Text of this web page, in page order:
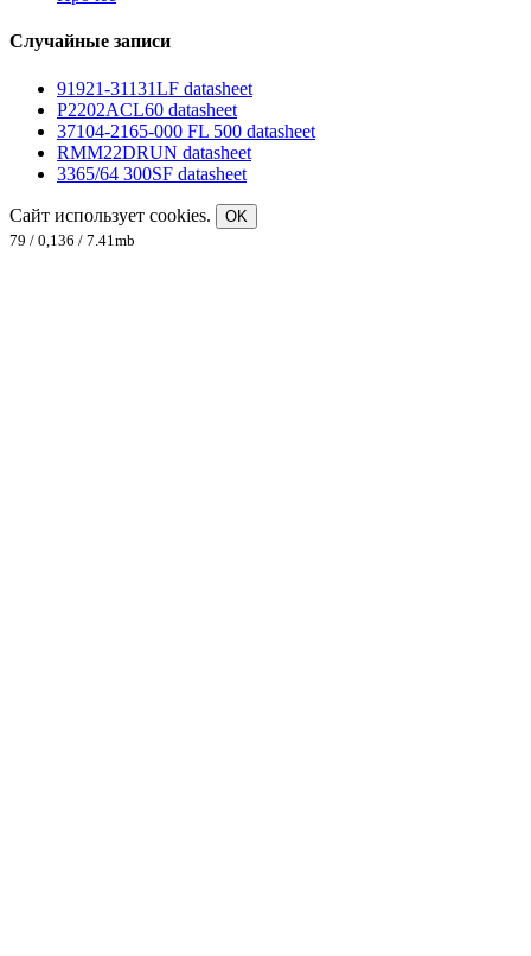
Случайные записи
91921-31131LF datasheet
P2202ACL60 datasheet
37104-2165-000 FL 500 datasheet
RMM22DRUN datasheet
3365/64 300SF datasheet
Сайт использует cookies.
OK
79 / 0,136 / 7.41mb